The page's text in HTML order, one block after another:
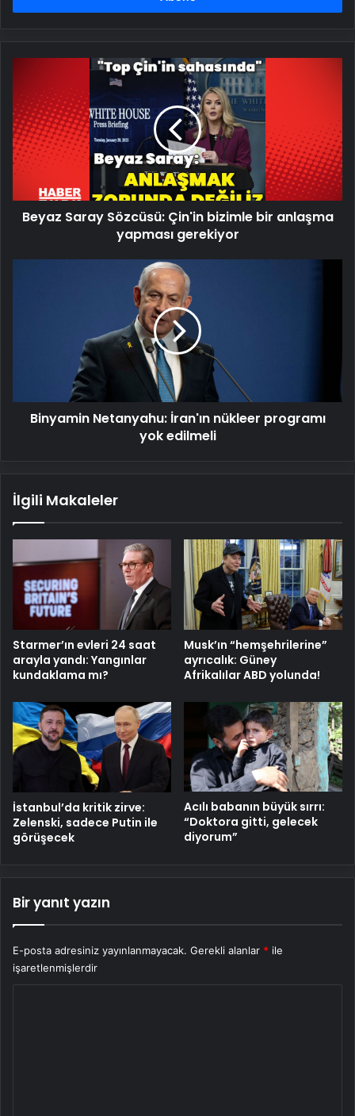
Sözcüsü:
Çin'in
bizimle
bir
anlaşma
yapması
gerekiyor
Beyaz Saray Sözcüsü: Çin'in bizimle bir anlaşma
yapması gerekiyor
Binyamin Netanyahu: İran'ın nükleer programı
yok edilmeli
İlgili Makaleler
Starmer’ın evleri 24 saat
arayla yandı: Yangınlar
kundaklama mı?
Musk’ın “hemşehrilerine”
ayrıcalık: Güney
Afrikalılar ABD yolunda!
İstanbul’da kritik zirve:
Zelenski, sadece Putin ile
görüşecek
Acılı babanın büyük sırrı:
“Doktora gitti, gelecek
diyorum”
Bir yanıt yazın
E-posta adresiniz yayınlanmayacak. Gerekli alanlar * ile
işaretlenmişlerdir